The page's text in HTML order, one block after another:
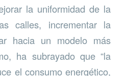
la uniformidad de la
calles, incrementar la
hacia un modelo más
ha subrayado que “la
el consumo energético,